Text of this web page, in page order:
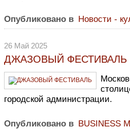
Опубликовано в Новости -
26 Май 2025
ДЖАЗОВЫЙ ФЕСТИВАЛЬ
городской администрации.
Опубликовано в BUSINESS